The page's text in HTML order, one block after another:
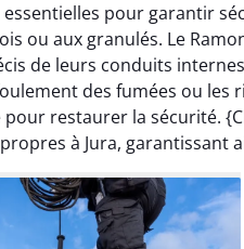
pour garantir
aux granulés. Le
de leurs conduits
des fumées ou les
restaurer la sécurité.
à Jura,